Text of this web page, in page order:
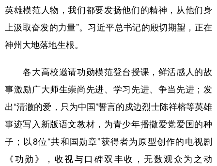
英雄模范人物，我们都要发扬他们的精神，从他们身
上汲取奋发的力量”。习近平总书记的殷切期望，正在
神州大地落地生根。
各大高校邀请功勋模范登台授课，鲜活感人的故
事激励广大师生崇尚先进、学习先进、争当先进；发
出“清澈的爱，只为中国”誓言的戍边烈士陈祥榕等英雄
事迹写入新版语文教材，为青少年播撒爱党爱国的种
子；以8位“共和国勋章”获得者为原型创作的电视剧
《功勋》，收视与口碑双丰收，无数观众为之动